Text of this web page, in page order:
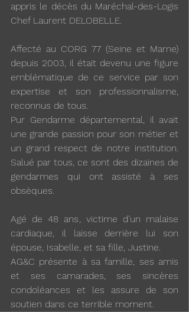
appris le décès du Maréchal-des-Logis
Chef Laurent DELOBELLE.
Affecté au CORG 77 (Seine et Marne)
depuis 2003, il était devenu une figure
emblématique de ce service par son
expertise et son professionnalisme,
reconnus de tous.
Pur Gendarme départemental, il avait
une grande passion pour son métier et
un grand respect de notre institution.
Salué par tous, ce sont des dizaines de
gendarmes qui ont assisté à ses
obsèques.
Agé de 48 ans, victime d’un malaise
cardiaque, il laisse derrière lui son
épouse, Isabelle, et sa fille, Justine.
AG&C présente à sa famille, ses amis
et ses camarades, ses sincères
condoléances et les assure de son
soutien dans ce terrible moment.